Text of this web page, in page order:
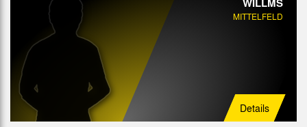
MITTELFELD
Details